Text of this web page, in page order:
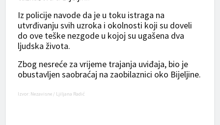
Iz policije navode da je u toku istraga na
utvrđivanju svih uzroka i okolnosti koji su doveli
do ove teške nezgode u kojoj su ugašena dva
ljudska života.
Zbog nesreće za vrijeme trajanja uviđaja, bio je
obustavljen saobraćaj na zaobilaznici oko Bijeljine.
Izvor: Nezavisne / Ljiljana Radić